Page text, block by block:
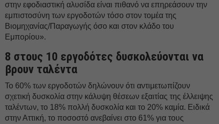
στην εφοδιαστική αλυσίδα είναι πιθανό να επηρεάσουν την
εμπιστοσύνη των εργοδοτών τόσο στον τομέα της
Βιομηχανίας/Παραγωγής όσο και στον κλάδο του
Εμπορίου».
8 στους 10 εργοδότες δυσκολεύονται να
βρουν ταλέντα
Το 60% των εργοδοτών δηλώνουν ότι αντιμετωπίζουν
σχετική δυσκολία στην κάλυψη θέσεων εξαιτίας της έλλειψης
ταλέντων, το 18% πολλή δυσκολία και το 20% καμία. Ειδικά
στην Αττική, το ποσοστό ανεβαίνει στο 61% για τους